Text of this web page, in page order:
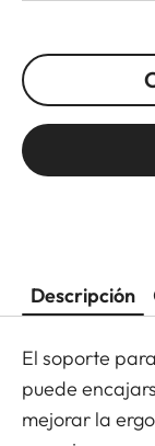
Descripción
El soporte
puede
mejorar la